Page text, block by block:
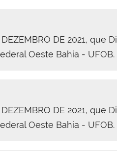
DE 2021, que
Oeste Bahia - UFOB.
DE 2021, que
Oeste Bahia - UFOB.